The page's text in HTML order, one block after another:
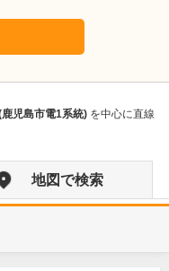
児島市電1系統) を中心に直線
地図で検索